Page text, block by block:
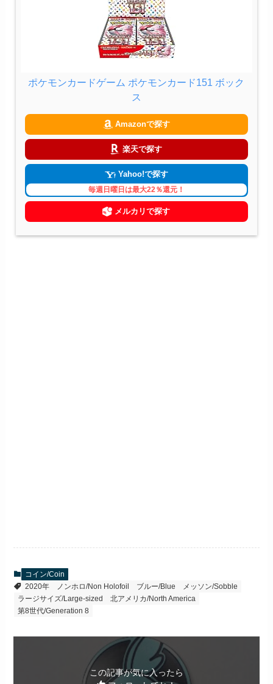
ポケモンカードゲーム ポケモンカード151 ボック
ス
Amazonで探す
楽天で探す
Yahoo!で探す
毎週日曜日は最大22％還元！
メルカリで探す
コイン/Coin
2020年
ノンホロ/Non Holofoil ブルー/Blue
メッソン/Sobble
ラージサイズ/Large-sized
北アメリカ/North America
第8世代/Generation 8
この記事が気に入ったら